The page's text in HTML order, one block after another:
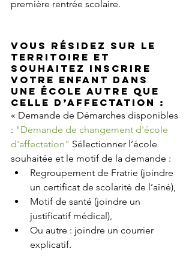
première rentrée scolaire.
Vous résidez sur le
territoire et
souhaitez inscrire
votre enfant dans
une école autre que
celle d’affectation :
« Demande de Démarches disponibles
: "Demande de changement d'école
d'affectation" Sélectionner l’école
souhaitée et le motif de la demande :
Regroupement de Fratrie (joindre
un certificat de scolarité de l’aîné),
Motif de santé (joindre un
justificatif médical),
Ou autre : joindre un courrier
explicatif.